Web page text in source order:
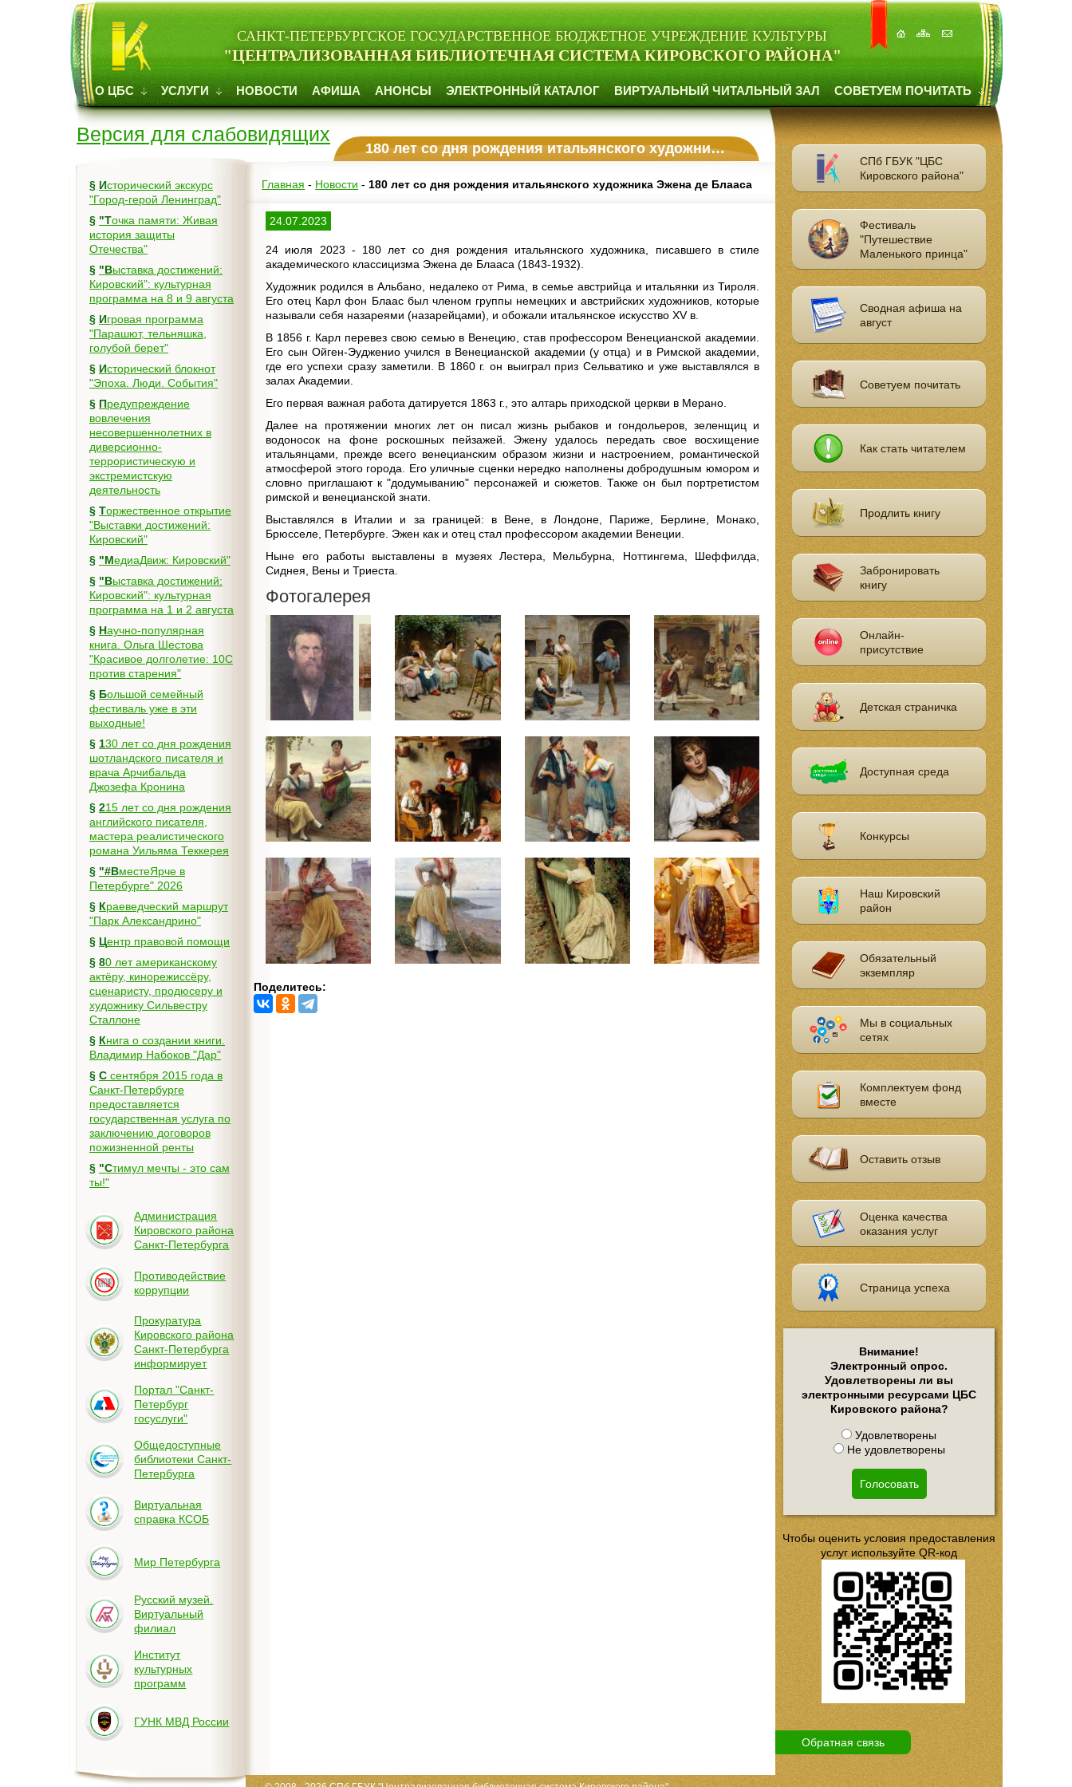
САНКТ-ПЕТЕРБУРГСКОЕ ГОСУДАРСТВЕННОЕ БЮДЖЕТНОЕ УЧРЕЖДЕНИЕ КУЛЬТУРЫ
"ЦЕНТРАЛИЗОВАННАЯ БИБЛИОТЕЧНАЯ СИСТЕМА КИРОВСКОГО РАЙОНА"
О ЦБС УСЛУГИ НОВОСТИ АФИША АНОНСЫ ЭЛЕКТРОННЫЙ КАТАЛОГ ВИРТУАЛЬНЫЙ ЧИТАЛЬНЫЙ ЗАЛ СОВЕТУЕМ ПОЧИТАТЬ
Версия для слабовидящих
§ Исторический экскурс
"Город-герой Ленинград"
§ "Точка памяти: Живая
история защиты
Отечества"
§ "Выставка достижений:
Кировский": культурная
программа на 8 и 9 августа
§ Игровая программа
"Парашют, тельняшка,
голубой берет"
§ Исторический блокнот
"Эпоха. Люди. События"
§ Предупреждение
вовлечения
несовершеннолетних в
диверсионно-
террористическую и
экстремистскую
деятельность
§ Торжественное открытие
"Выставки достижений:
Кировский"
§
"МедиаДвиж: Кировский"
§ "Выставка достижений:
Кировский": культурная
программа на 1 и 2 августа
§ Научно-популярная
книга. Ольга Шестова
"Красивое долголетие: 10C
против старения"
§ Большой семейный
фестиваль уже в эти
выходные!
§ 130 лет со дня рождения
шотландского писателя и
врача Арчибальда
Джозефа Кронина
§ 215 лет со дня рождения
английского писателя,
мастера реалистического
романа Уильяма Теккерея
§ "#ВместеЯрче в
Петербурге" 2026
§ Краеведческий маршрут
"Парк Александрино"
§
Центр правовой помощи
§ 80 лет американскому
актёру, кинорежиссёру,
сценаристу, продюсеру и
художнику Сильвестру
Сталлоне
§ Книга о создании книги.
Владимир Набоков "Дар"
§ С сентября 2015 года в
Санкт-Петербурге
предоставляется
государственная услуга по
заключению договоров
пожизненной ренты
§ "Стимул мечты - это сам
ты!"
Администрация
Кировского района
Санкт-Петербурга
Противодействие
коррупции
Прокуратура
Кировского района
Санкт-Петербурга
информирует
Портал "Санкт-
Петербург
госуслуги"
Общедоступные
библиотеки Санкт-
Петербурга
Виртуальная
справка КСОБ
Мир Петербурга
Русский музей.
Виртуальный
филиал
Институт
культурных
программ
ГУНК МВД России
180 лет со дня рождения итальянского художника Эжена де Блааса
Главная - Новости - 180 лет со дня рождения итальянского художника Эжена де Блааса
24.07.2023
24 июля 2023 - 180 лет со дня рождения итальянского художника, писавшего в стиле
академического классицизма Эжена де Блааса (1843-1932).
Художник родился в Альбано, недалеко от Рима, в семье австрийца и итальянки из Тироля.
Его отец Карл фон Блаас был членом группы немецких и австрийских художников, которые
называли себя назареями (назарейцами), и обожали итальянское искусство XV в.
В 1856 г. Карл перевез свою семью в Венецию, став профессором Венецианской академии.
Его сын Ойген-Эудженио учился в Венецианской академии (у отца) и в Римской академии,
где его успехи сразу заметили. В 1860 г. он выиграл приз Сельватико и уже выставлялся в
залах Академии.
Его первая важная работа датируется 1863 г., это алтарь приходской церкви в Мерано.
Далее на протяжении многих лет он писал жизнь рыбаков и гондольеров, зеленщиц и
водоносок на фоне роскошных пейзажей. Эжену удалось передать свое восхищение
итальянцами, прежде всего венецианским образом жизни и настроением, романтической
атмосферой этого города. Его уличные сценки нередко наполнены добродушным юмором и
словно приглашают к "додумыванию" персонажей и сюжетов. Также он был портретистом
римской и венецианской знати.
Выставлялся в Италии и за границей: в Вене, в Лондоне, Париже, Берлине, Монако,
Брюсселе, Петербурге. Эжен как и отец стал профессором академии Венеции.
Ныне его работы выставлены в музеях Лестера, Мельбурна, Ноттингема, Шеффилда,
Сиднея, Вены и Триеста.
Фотогалерея
Поделитесь:
СПб ГБУК "ЦБС
Кировского района"
Фестиваль
"Путешествие
Маленького принца"
Сводная афиша на
август
Советуем почитать
Как стать читателем
Продлить книгу
Забронировать
книгу
Онлайн-
присутствие
Детская страничка
Доступная среда
Конкурсы
Наш Кировский
район
Обязательный
экземпляр
Мы в социальных
сетях
Комплектуем фонд
вместе
Оставить отзыв
Оценка качества
оказания услуг
Страница успеха
Внимание!
Электронный опрос.
Удовлетворены ли вы
электронными ресурсами ЦБС
Кировского района?
Удовлетворены
Не удовлетворены
Голосовать
Чтобы оценить условия предоставления
услуг используйте QR-код
Обратная связь